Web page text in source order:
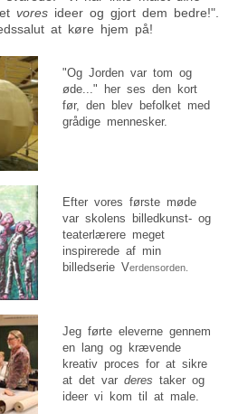
vores ideer og gjort dem bedre!".
at køre hjem på!
"Og Jorden var tom og
øde..." her ses den kort
før, den blev befolket med
grådige mennesker.
Efter vores første møde
var skolens billedkunst- og
teaterlærere meget
inspirerede af min
billedserie Verdensorden.
Jeg førte eleverne gennem
en lang og krævende
kreativ proces for at sikre
at det varderes taker og
ideer vi kom til at male.